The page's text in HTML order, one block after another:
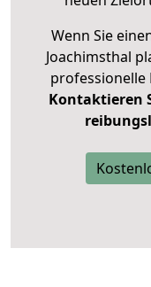
Wenn Sie
Joachimsthal
professionelle
Kontaktieren